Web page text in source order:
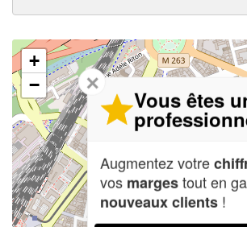
+
−
✕
Vous êtes
Augmentez votre
vos margestout en
nouveaux clients !